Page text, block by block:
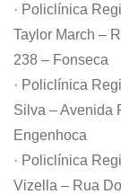
· Policlínica
Taylor March –
238 – Fonseca
· Policlínica
Silva – Avenida
Engenhoca
· Policlínica
Vizella – Rua